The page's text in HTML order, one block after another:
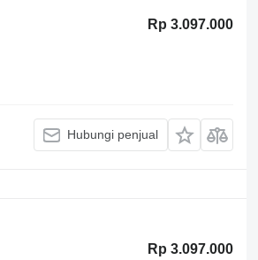
Rp 3.097.000
Hubungi penjual
Rp 3.097.000